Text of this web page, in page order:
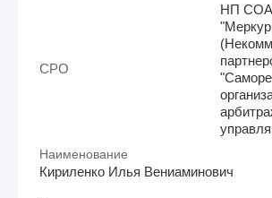
СРО
НП
Наименование
Кириленко Илья Вениаминович